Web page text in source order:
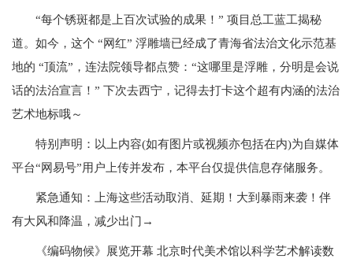
“每个锈斑都是上百次试验的成果！” 项目总工蓝工揭秘
道。如今，这个 “网红” 浮雕墙已经成了青海省法治文化示范基
地的 “顶流”，连法院领导都点赞：“这哪里是浮雕，分明是会说
话的法治宣言！” 下次去西宁，记得去打卡这个超有内涵的法治
艺术地标哦～
特别声明：以上内容(如有图片或视频亦包括在内)为自媒体
平台“网易号”用户上传并发布，本平台仅提供信息存储服务。
紧急通知：上海这些活动取消、延期！大到暴雨来袭！伴
有大风和降温，减少出门→
《编码物候》展览开幕 北京时代美术馆以科学艺术解读数